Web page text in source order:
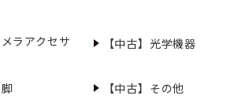
ラアクセサ 【中古】光学機器
【中古】その他